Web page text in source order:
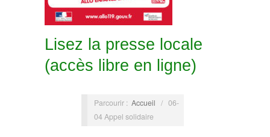
Lisez la presse locale
(accès libre en ligne)
Parcourir : Accueil / 06-
04 Appel solidaire